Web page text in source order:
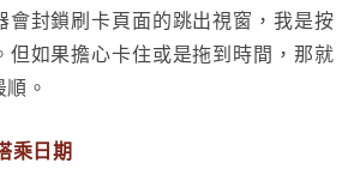
會封鎖刷卡頁面的跳出視窗，我是按
但如果擔心卡住或是拖到時間，那就
。
乘日期